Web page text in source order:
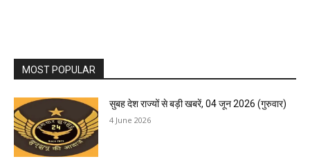
MOST POPULAR
सुबह देश राज्यों से बड़ी खबरें, 04 जून 2026 (गुरुवार)
4 June 2026